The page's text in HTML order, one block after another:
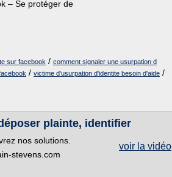
– Se protéger de
sur facebook / comment signaler une usurpation d
/ victime d'usurpation d'identite besoin d'aide /
plainte, identifier
voir la vidéo
nos solutions.
stevens.com